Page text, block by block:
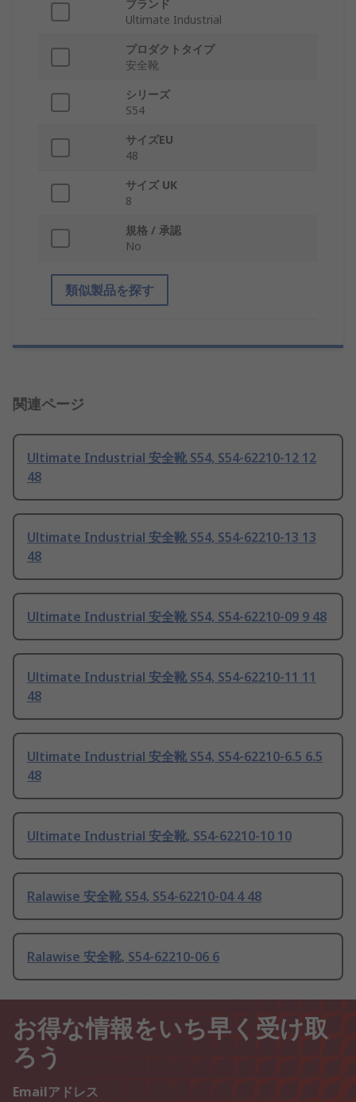
ブランド
Ultimate Industrial
プロダクトタイプ
安全靴
シリーズ
S54
サイズEU
48
サイズ UK
8
規格 / 承認
No
類似製品を探す
関連ページ
Ultimate Industrial 安全靴 S54, S54-62210-12 12
48
Ultimate Industrial 安全靴 S54, S54-62210-13 13
48
Ultimate Industrial 安全靴 S54, S54-62210-09 9 48
Ultimate Industrial 安全靴 S54, S54-62210-11 11
48
Ultimate Industrial 安全靴 S54, S54-62210-6.5 6.5
48
Ultimate Industrial 安全靴, S54-62210-10 10
Ralawise 安全靴 S54, S54-62210-04 4 48
Ralawise 安全靴, S54-62210-06 6
お得な情報をいち早く受け取
ろう
Emailアドレス